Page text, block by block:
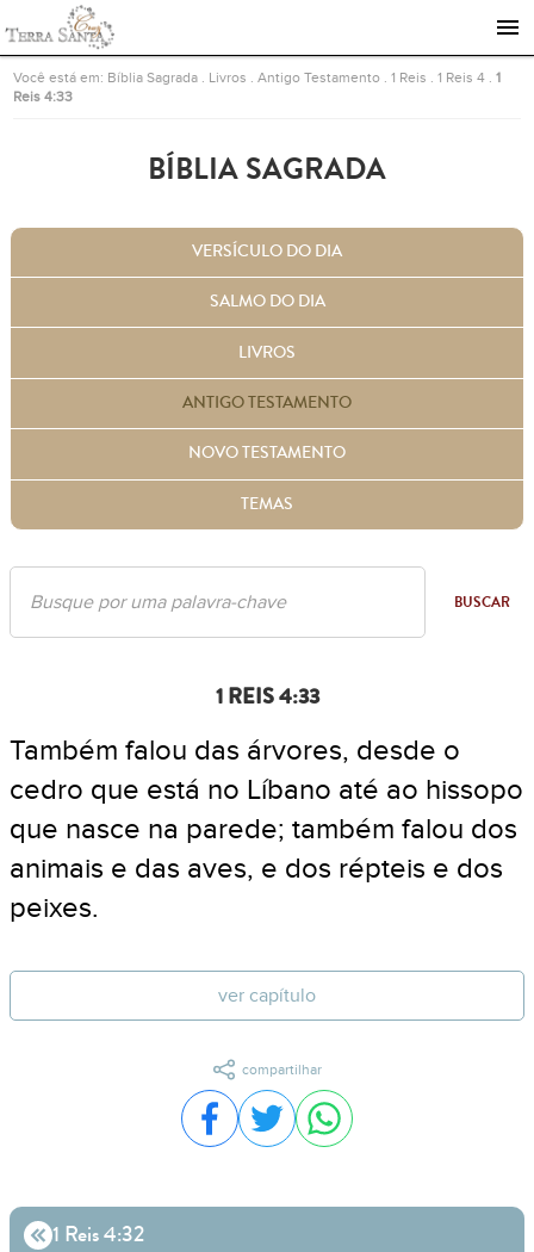
Ir para a página inicial
Você está em: Bíblia Sagrada Livros .Antigo Testamento .1 Reis .1 Reis 4 .1
Reis 4:33
BÍBLIA SAGRADA
VERSÍCULO DO DIA
SALMO DO DIA
LIVROS
ANTIGO TESTAMENTO
NOVO TESTAMENTO
TEMAS
BUSCAR
1 REIS 4:33
Também falou das árvores, desde o
cedro que está no Líbano até ao hissopo
que nasce na parede; também falou dos
animais e das aves, e dos répteis e dos
peixes.
ver capítulo
compartilhar
Compartilhar no Facebook
Compartilhar no Twitter
Compartilhar no
1 Reis 4:32